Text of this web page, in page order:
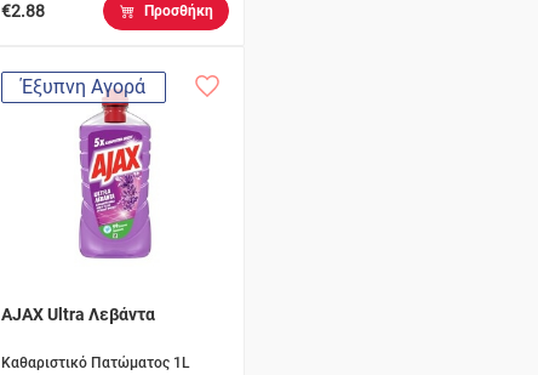
€2.88 Προσθήκη
Έξυπνη Αγορά
AJAX Ultra Λεβάντα
Καθαριστικό Πατώματος 1L